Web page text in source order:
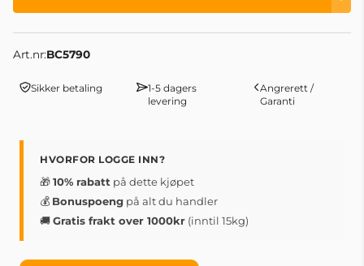
Art.nr:BC5790
Sikker betaling
1-5 dagers
levering
Angrerett /
Garanti
HVORFOR LOGGE INN?
🎁10% rabatt på dette kjøpet
💰 Bonuspoeng på alt du handler
🚚Gratis frakt over 1000kr (inntil 15kg)